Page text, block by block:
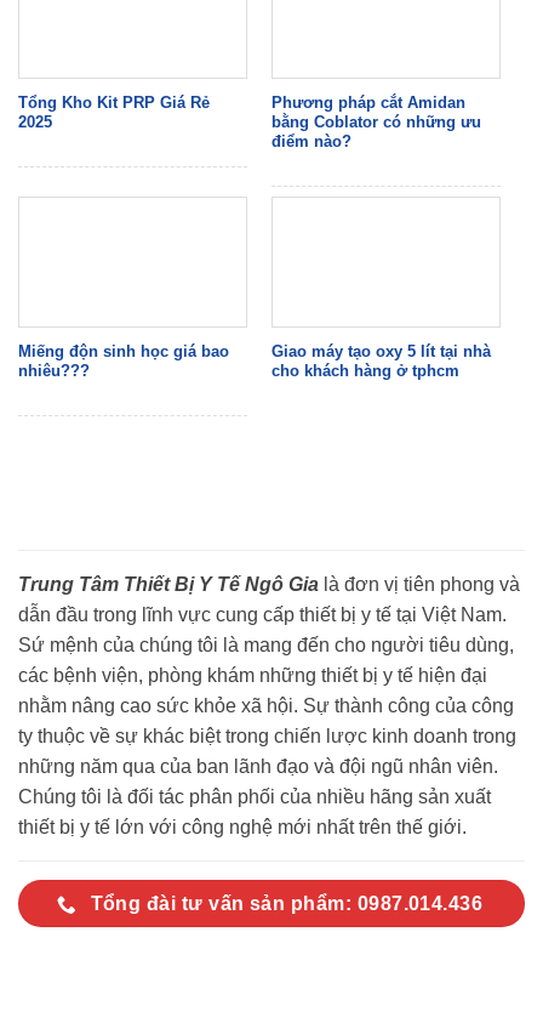
Tổng Kho Kit PRP Giá Rẻ
2025
Phương pháp cắt Amidan
bằng Coblator có những ưu
điểm nào?
Miếng độn sinh học giá bao
nhiêu???
Giao máy tạo oxy 5 lít tại nhà
cho khách hàng ở tphcm
Trung Tâm Thiết Bị Y Tế Ngô Gia là đơn vị tiên phong và
dẫn đầu trong lĩnh vực cung cấp thiết bị y tế tại Việt Nam.
Sứ mệnh của chúng tôi là mang đến cho người tiêu dùng,
các bệnh viện, phòng khám những thiết bị y tế hiện đại
nhằm nâng cao sức khỏe xã hội. Sự thành công của công
ty thuộc về sự khác biệt trong chiến lược kinh doanh trong
những năm qua của ban lãnh đạo và đội ngũ nhân viên.
Chúng tôi là đối tác phân phối của nhiều hãng sản xuất
thiết bị y tế lớn với công nghệ mới nhất trên thế giới.
Tổng đài tư vấn sản phẩm: 0987.014.436